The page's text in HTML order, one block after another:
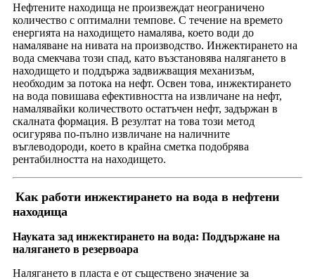
Нефтените находища не произвеждат неограничено
количество с оптимални темпове. С течение на времето
енергията на находището намалява, което води до
намаляване на нивата на производство. Инжектирането на
вода смекчава този спад, като възстановява налягането в
находището и поддържа задвижващия механизъм,
необходим за потока на нефт. Освен това, инжектирането
на вода повишава ефективността на извличане на нефт,
намалявайки количеството остатъчен нефт, задържан в
скалната формация. В резултат на това този метод
осигурява по-пълно извличане на наличните
въглеводороди, което в крайна сметка подобрява
рентабилността на находището.
Как работи инжектирането на вода в нефтени
находища
Науката зад инжектирането на вода: Поддържане на
налягането в резервоара
Налягането в пласта е от съществено значение за